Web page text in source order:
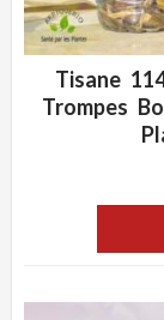
ADD WISHLIST
Tisane
Trompes